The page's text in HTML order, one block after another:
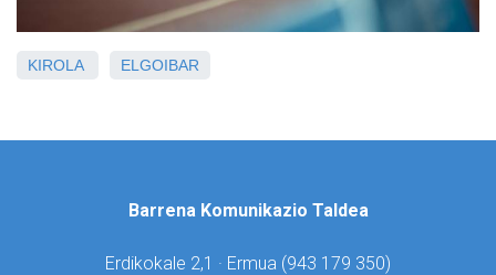
KIROLA ELGOIBAR
Barrena Komunikazio Taldea
Erdikokale 2,1 · Ermua (943 179 350)